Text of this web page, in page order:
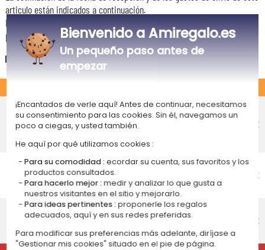
articulo están indicados a continuación.
Las fechas estimadas a continuación se aplican para un pedido con
pago en tarjeta bancaria o PayPal.
España
Entrega económico en punto de
recogida
Recepción prevista el
Lunes 17 de agosto 2026
4,75 €
Entrega económico a domicilio
Recepción prevista el
Lunes 17 de agosto 2026
4,95 €
Entrega estándar a domicilio
Recepción prevista el
Miércoles 12 de agosto 2026
9,95 €
Bienvenido a Amiregalo.es
Un pequeño paso antes de
empezar
¡Encantados de verle aquí! Antes de continuar, necesitamos
su consentimiento para las cookies. Sin él, navegamos un
poco a ciegas, y usted también.
He aquí por qué utilizamos cookies :
Para su comodidad : ecordar su cuenta, sus favoritos y los
productos consultados.
Para hacerlo mejor :medir y analizar lo que gusta a
nuestros visitantes en el sitio y mejorarlo.
Para ideas pertinentes :proponerle los regalos
adecuados, aquí y en sus redes preferidas.
Para modificar sus preferencias más adelante, diríjase a
"Gestionar mis cookies" situado en el pie de página.